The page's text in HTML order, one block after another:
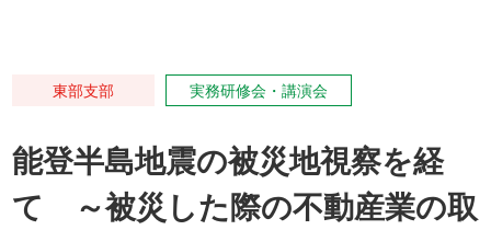
東部支部 実務研修会・講演会
能登半島地震の被災地視察を経
て ～被災した際の不動産業の取